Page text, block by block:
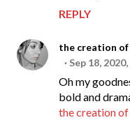
REPLY
the creation
Sep 18,
Oh my
bold and
the creation